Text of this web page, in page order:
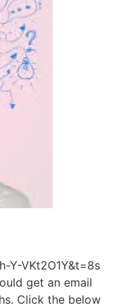
Y-VKt2O1Y&t=8s
get an email
Click the below